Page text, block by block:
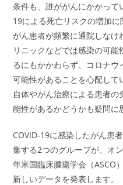
条件も、誰ががんにかかって
19による死亡リスクの増加に
がん患者が頻繁に通院しなけ
リニックなどでは感染の可
るにもかかわらず、コロナ
可能性があることを心配し
自体やがん治療による患者
能性があるかどうかも疑問に
COVID-19に感染したがん患
集する2つのグループが、オ
年米国臨床腫瘍学会（ASCO
新しいデータを発表します。